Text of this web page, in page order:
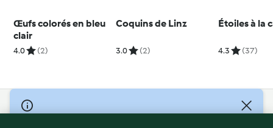
Œufs colorés en bleu
clair
4.0 (2)
Coquins de Linz
3.0 (2)
Étoiles à la
4.3 (37)
© Copyright 2026